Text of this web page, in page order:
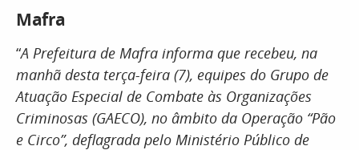
Mafra
“A Prefeitura de Mafra informa que recebeu, na
manhã desta terça-feira (7), equipes do Grupo de
Atuação Especial de Combate às Organizações
Criminosas (GAECO), no âmbito da Operação “Pão
e Circo”, deflagrada pelo Ministério Público de